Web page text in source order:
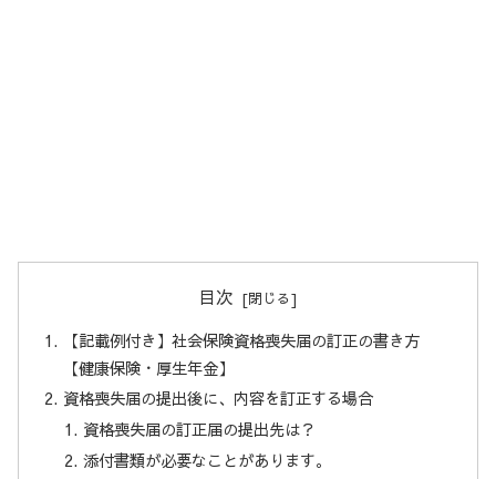
目次
【記載例付き】社会保険資格喪失届の訂正の書き方
【健康保険・厚生年金】
資格喪失届の提出後に、内容を訂正する場合
資格喪失届の訂正届の提出先は？
添付書類が必要なことがあります。